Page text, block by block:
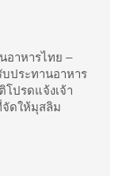
อาหารไทย –
บประทานอาหาร
ปรดแจ้งเจ้า
ดให้มุสลิม